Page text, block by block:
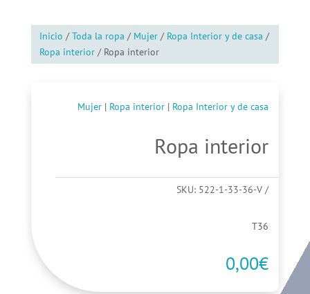
Inicio /Toda la ropa / Mujer/ Ropa Interior y de casa /
Ropa interior/ Ropa interior
Mujer | Ropa interior | Ropa Interior y de casa
Ropa interior
SKU: 522-1-33-36-V
T36
0,00€